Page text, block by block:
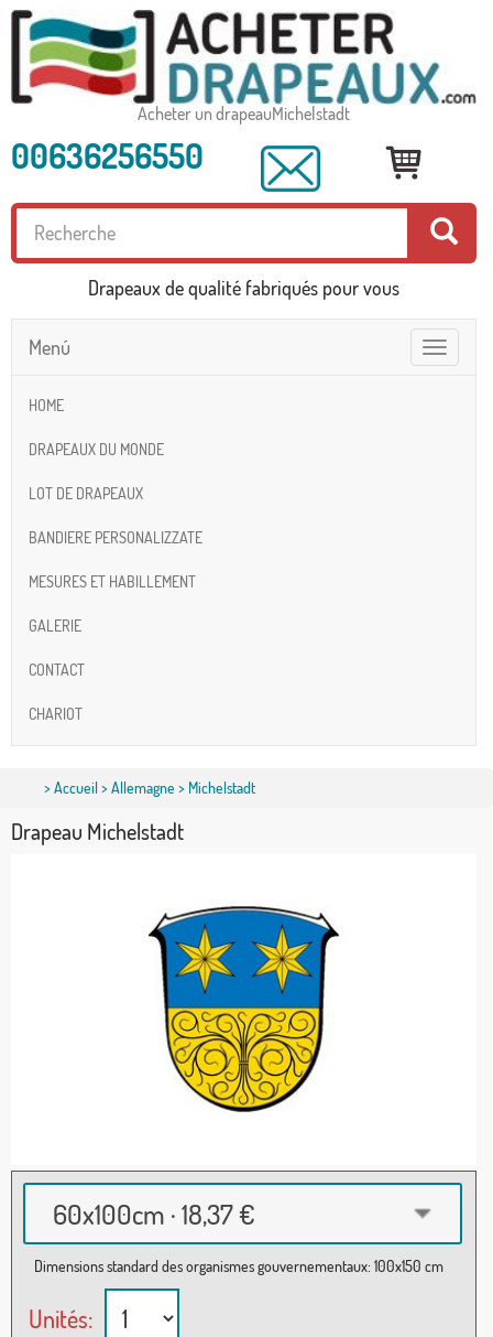
Acheter un drapeauMichelstadt
00636256550
Drapeaux de qualité fabriqués pour vous
Toggle
navigation
Menú
HOME
DRAPEAUX DU MONDE
LOT DE DRAPEAUX
BANDIERE PERSONALIZZATE
MESURES ET HABILLEMENT
GALERIE
CONTACT
CHARIOT
>Accueil>Allemagne > Michelstadt
Drapeau Michelstadt
60x100cm · 18,37 €
Dimensions standard des organismes gouvernementaux: 100x150 cm
Unités: